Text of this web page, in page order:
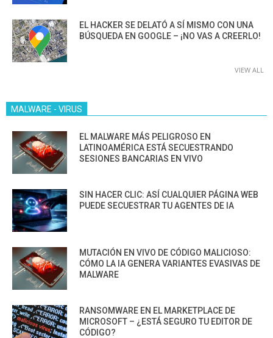
EL HACKER SE DELATÓ A SÍ MISMO CON UNA
BÚSQUEDA EN GOOGLE – ¡NO VAS A CREERLO!
VIEW ALL
MALWARE - VIRUS
EL MALWARE MÁS PELIGROSO EN
LATINOAMÉRICA ESTÁ SECUESTRANDO
SESIONES BANCARIAS EN VIVO
SIN HACER CLIC: ASÍ CUALQUIER PÁGINA WEB
PUEDE SECUESTRAR TU AGENTES DE IA
MUTACIÓN EN VIVO DE CÓDIGO MALICIOSO:
CÓMO LA IA GENERA VARIANTES EVASIVAS DE
MALWARE
RANSOMWARE EN EL MARKETPLACE DE
MICROSOFT – ¿ESTÁ SEGURO TU EDITOR DE
CÓDIGO?